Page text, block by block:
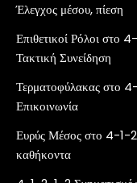
Έλεγχος μέσου, πίεση
Επιθετικοί Ρόλοι στο
Τακτική Συνείδηση
Τερματοφύλακας στο
Επικοινωνία
Ευρύς Μέσος στο 4-1-
καθήκοντα